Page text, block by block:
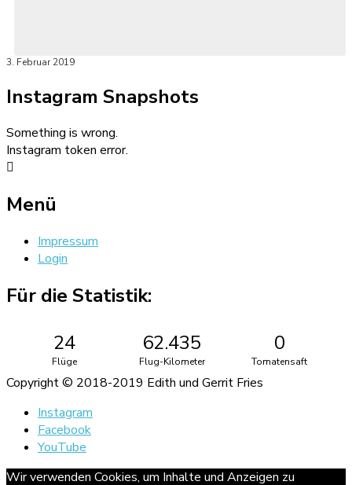
3. Februar 2019
Instagram Snapshots
Something is wrong.
Instagram token error.
Menü
Impressum
Login
Für die Statistik:
24
Flüge
62.435
Flug-Kilometer
0
Tomatensaft
Copyright © 2018-2019 Edith und Gerrit Fries
Instagram
Facebook
YouTube
Wir verwenden Cookies, um Inhalte und Anzeigen zu